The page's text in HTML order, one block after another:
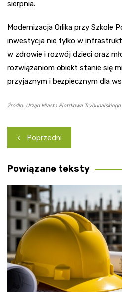
sierpnia.
Modernizacja Orlika przy Szkole
inwestycja nie tylko w
w zdrowie i rozwój dzieci oraz
rozwiązaniom obiekt stanie się
przyjaznym i bezpiecznym dla
Źródło: Urząd Miasta Piotrkowa Trybunalskiego
Nawigacja
wpisu
Poprzedni
Powiązane teksty